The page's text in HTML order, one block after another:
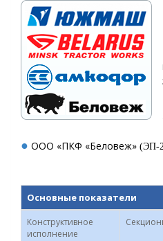
● ООО «ПКФ «Беловеж» (ЭП-
Основные показатели
Конструктивное
исполнение